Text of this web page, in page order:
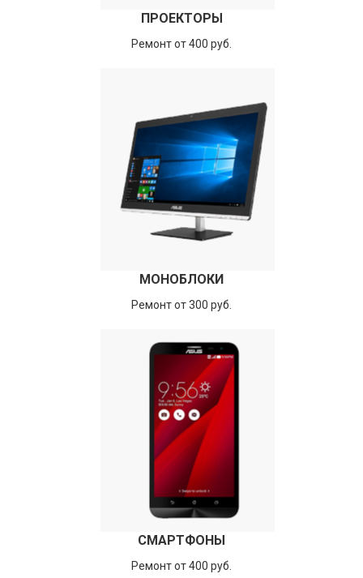
ПРОЕКТОРЫ
Ремонт от 400 руб.
МОНОБЛОКИ
Ремонт от 300 руб.
СМАРТФОНЫ
Ремонт от 400 руб.